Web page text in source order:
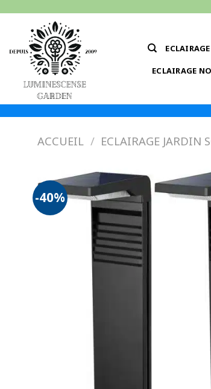
contenu
ECLAIRAGE
ACCUEIL / ECLAIRAGE JARDIN
-40%